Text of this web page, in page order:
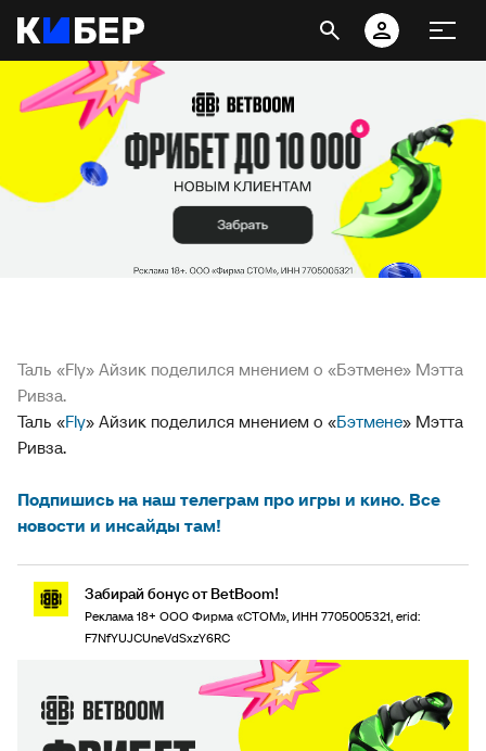
Таль «Fly» Айзик поделился мнением о «Бэтмене» Мэтта
Ривза.
Таль «Fly» Айзик поделился мнением о «Бэтмене» Мэтта
Ривза.
Подпишись на наш телеграм про игры и кино. Все
новости и инсайды там!
Забирай бонус от BetBoom!
Реклама 18+ ООО Фирма «СТОМ», ИНН 7705005321, erid:
F7NfYUJCUneVdSxzY6RC